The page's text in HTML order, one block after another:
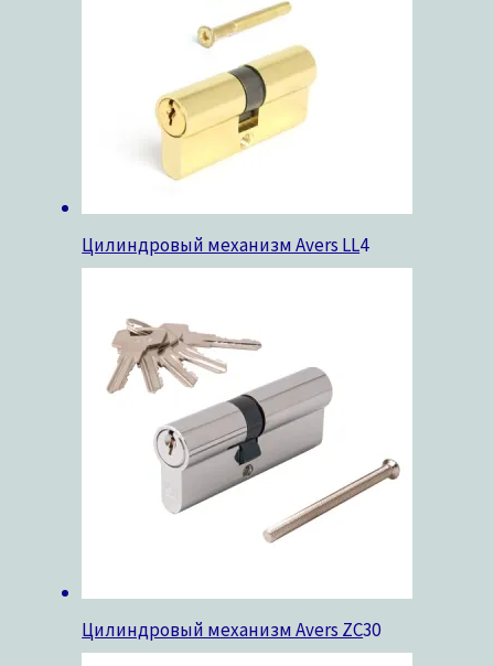
Цилиндровый механизм Avers LL4
Цилиндровый механизм Avers ZC30